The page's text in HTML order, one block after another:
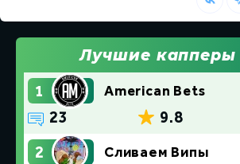
Лучшие капперы
1 American Bets
9.8
23
2 Сливаем Випы